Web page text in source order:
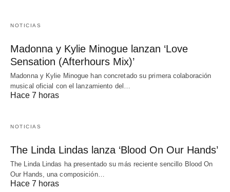
NOTICIAS
Madonna y Kylie Minogue lanzan ‘Love
Sensation (Afterhours Mix)’
Madonna y Kylie Minogue han concretado su primera colaboración
musical oficial con el lanzamiento del…
Hace 7 horas
NOTICIAS
The Linda Lindas lanza ‘Blood On Our Hands’
The Linda Lindas ha presentado su más reciente sencillo Blood On
Our Hands, una composición…
Hace 7 horas